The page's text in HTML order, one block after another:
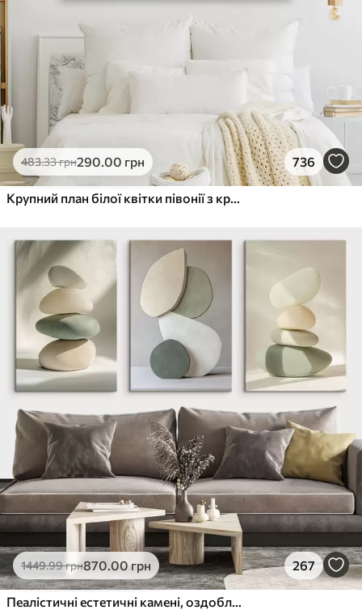
483.33грн290.00 грн 736
Крупний план білої квітки півонії з крапельками води на пелюстках на розмитому фоні
1449.99грн870.00 грн 267
Пеалістичні естетичні камені, оздоблення будинку, природне освітлення